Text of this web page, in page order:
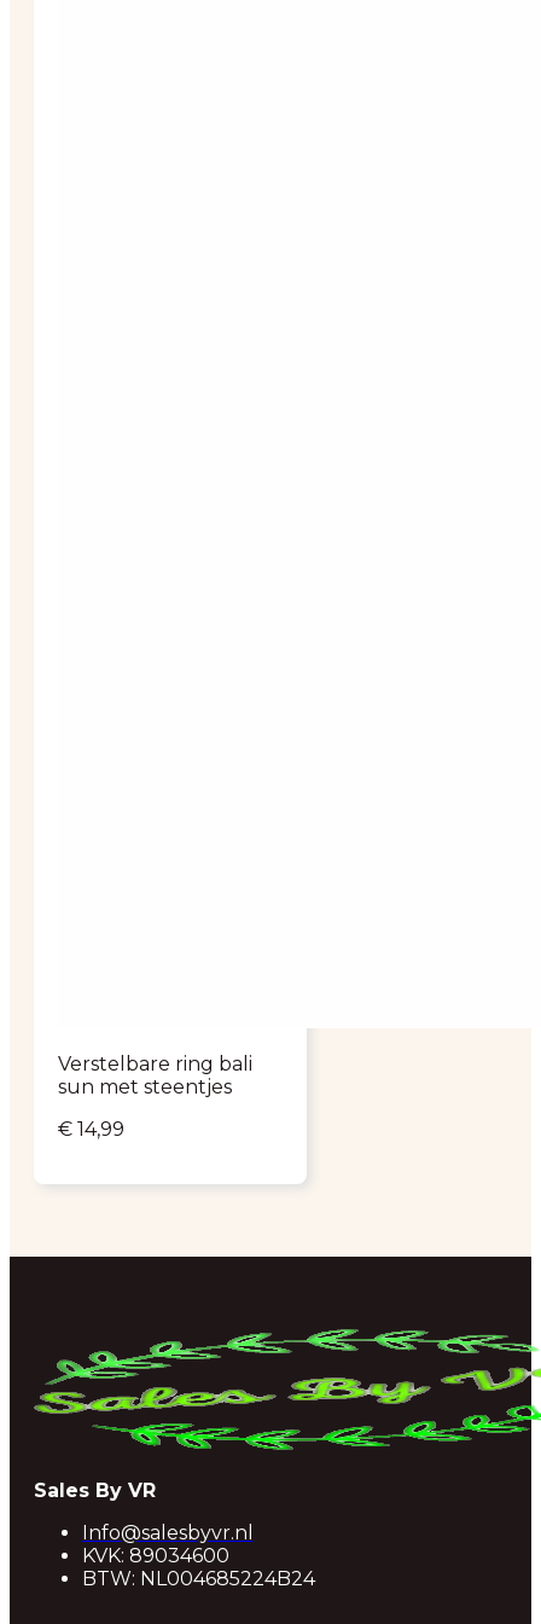
Verstelbare ring bali
sun met steentjes
€ 14,99
Sales By VR
Info@salesbyvr.nl
KVK: 89034600
BTW: NL004685224B24